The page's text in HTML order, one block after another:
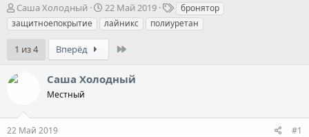
А
в
т
о
р
е
Саша Холодный
Д
а
т
н
ч
а
22 Май 2019
Т
е
г
бронятор
защитноепокрытие
лайникс полиуретан
1 из 4 Вперёд
Саша Холодный
Местный
22 Май 2019 #1